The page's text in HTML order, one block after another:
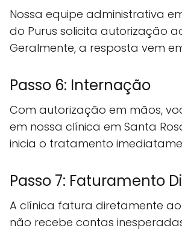
Nossa equipe administrativa
do Purus solicita autorização
Geralmente, a resposta vem
Passo 6: Internação
Com autorização em mãos,
em nossa clínica em Santa
inicia o tratamento
Passo 7: Faturamento
A clínica fatura diretamente ao
não recebe contas